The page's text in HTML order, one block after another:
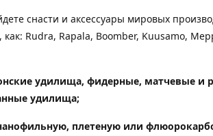
снасти и аксессуары мировых
как: Rudra, Rapala, Boomber, Kuusamo,
удилища, фидерные, матчевые и
удилища;
плетеную или